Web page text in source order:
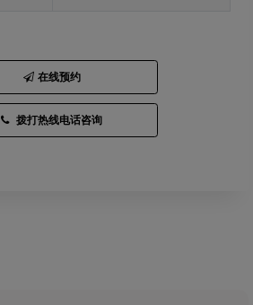
在线预约
拨打热线电话咨询